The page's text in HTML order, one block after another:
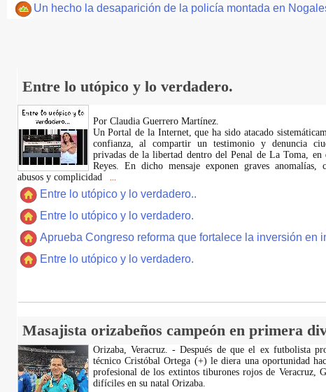
Un hecho la desaparición de la policía montada en
Entre lo utópico y lo verdadero.
Por Claudia Guerrero Martínez.
​Un Portal de la Internet, que ha sido atacado
confianza, al compartir un testimonio y denuncia
privadas de la libertad dentro del Penal de La Toma,
Reyes. En dicho mensaje exponen graves anomalías,
abusos y complicidad
Entre lo utópico y lo verdadero..
Entre lo utópico y lo verdadero.
Aprueba Congreso reforma que fortalece la inversión en
Entre lo utópico y lo verdadero.
Masajista orizabeños campeón en primera
Orizaba, Veracruz. - Después de que el ex futbolista
técnico Cristóbal Ortega (+) le diera una oportunidad
profesional de los extintos tiburones rojos de Veracruz,
difíciles en su natal Orizaba.